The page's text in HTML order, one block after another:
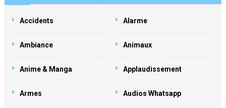
Accidents Alarme
Ambiance Animaux
Anime & Manga Applaudissement
Armes Audios Whatsapp